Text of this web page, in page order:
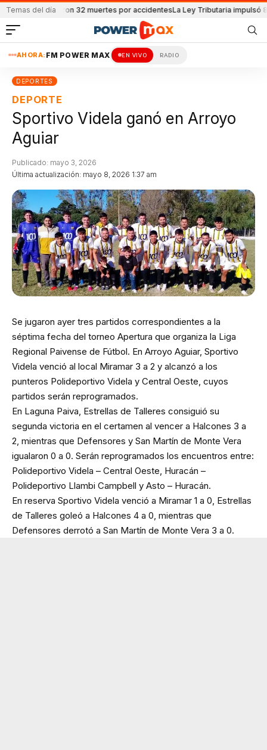
Temas del día
reportaron 32 muertes por accidentesLa Ley Tributaria impulsó 8600
AHORA: FM POWER MAX EN VIVO RADIO
DEPORTES
DEPORTE
Sportivo Videla ganó en Arroyo
Aguiar
Última actualización: mayo 8, 2026 1:37 am
Publicado: mayo 3, 2026
Se jugaron ayer tres partidos correspondientes a la
séptima fecha del torneo Apertura que organiza la Liga
Regional Paivense de Fútbol. En Arroyo Aguiar, Sportivo
Videla venció al local Miramar 3 a 2 y alcanzó a los
punteros Polideportivo Videla y Central Oeste, cuyos
partidos serán reprogramados.
En Laguna Paiva, Estrellas de Talleres consiguió su
segunda victoria en el certamen al vencer a Halcones 3 a
2, mientras que Defensores y San Martín de Monte Vera
igualaron 0 a 0. Serán reprogramados los encuentros entre:
Polideportivo Videla – Central Oeste, Huracán –
Polideportivo Llambi Campbell y Asto – Huracán.
En reserva Sportivo Videla venció a Miramar 1 a 0, Estrellas
de Talleres goleó a Halcones 4 a 0, mientras que
Defensores derrotó a San Martín de Monte Vera 3 a 0.